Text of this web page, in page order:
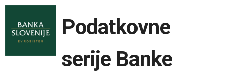
Podatkovne
serije Banke